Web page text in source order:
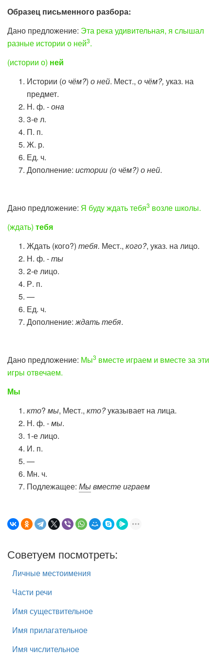
Образец письменного разбора:
Дано предложение: Эта река удивительная, я слышал
разные истории о ней3.
(истории о) ней
Истории (о чём?) о ней. Мест., о чём?, указ. на
предмет.
Н. ф. -она
3-е л.
П. п.
Ж. р.
Ед. ч.
Дополнение: истории (о чём?) оней.
Дано предложение: Я буду ждать тебя3 возле школы.
(ждать) тебя
Ждать (кого?) тебя. Мест., кого?, указ. на лицо.
Н. ф. -ты
2-е лицо.
Р. п.
—
Ед. ч.
Дополнение:ждатьтебя.
Дано предложение: Мы3 вместе играем и вместе за эти
игры отвечаем.
Мы
кто? мы, Мест., кто?указывает на лица.
Н. ф. -мы.
1-е лицо.
И. п.
—
Мн. ч.
Подлежащее: Мывместе играем
Советуем посмотреть:
Личные местоимения
Части речи
Имя существительное
Имя прилагательное
Имя числительное